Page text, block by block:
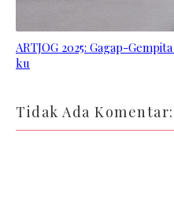
ARTJOG 2025: Gagap-
ku
Tidak Ada Komentar: